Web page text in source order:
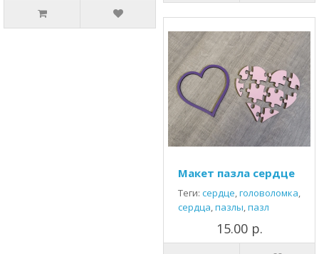
Макет пазла сердце
Теги: сердце,головоломка,
сердца,пазлы,пазл
15.00 р.